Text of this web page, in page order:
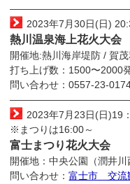
2023年7月30日(日)
熱川温泉海上花火大会
開催地:熱川海岸堤防 / 賀
打ち上げ数：1500〜2000
問い合わせ：0557-23-
2023年7月23日(日)19
※まつりは16:00～
富士まつり花火大会
開催地：中央公園（潤井川
問い合わせ：富士市 交流